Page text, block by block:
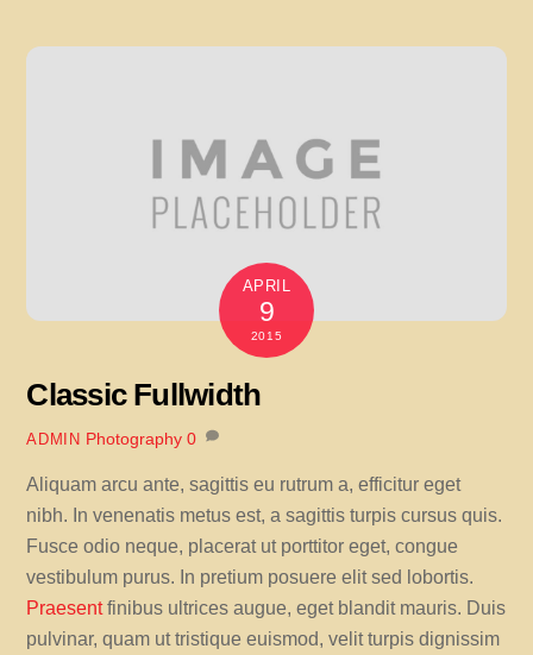
APRIL
9
2015
Classic Fullwidth
ADMIN Photography 0
Aliquam arcu ante, sagittis eu rutrum a, efficitur eget
nibh. In venenatis metus est, a sagittis turpis cursus quis.
Fusce odio neque, placerat ut porttitor eget, congue
vestibulum purus. In pretium posuere elit sed lobortis.
Praesentfinibus ultrices augue, eget blandit mauris. Duis
pulvinar, quam ut tristique euismod, velit turpis dignissim